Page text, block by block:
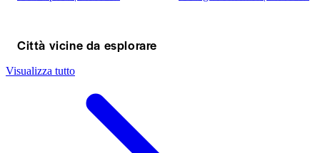
Città vicine da esplorare
Visualizza tutto